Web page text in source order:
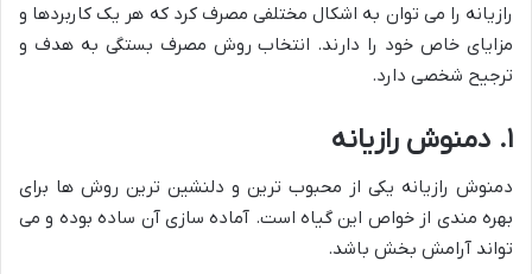
رازیانه را می توان به اشکال مختلفی مصرف کرد که هر یک کاربردها و
مزایای خاص خود را دارند. انتخاب روش مصرف بستگی به هدف و
ترجیح شخصی دارد.
۱. دمنوش رازیانه
دمنوش رازیانه یکی از محبوب ترین و دلنشین ترین روش ها برای
بهره مندی از خواص این گیاه است. آماده سازی آن ساده بوده و می
تواند آرامش بخش باشد.